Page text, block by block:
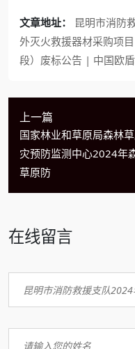
文章地址：
昆明市消防
外灭火救援器材采购项
段）废标公告 | 中国欧
上一篇
国家林业和草原局森林
灾预防监测中心2024年
草原防
在线留言